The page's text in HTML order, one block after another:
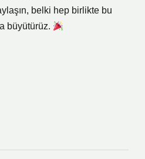
belki hep birlikte bu
büyütürüz.